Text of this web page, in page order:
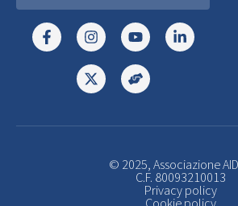
© 2025, Associazione
C.F. 80093210013
Privacy policy